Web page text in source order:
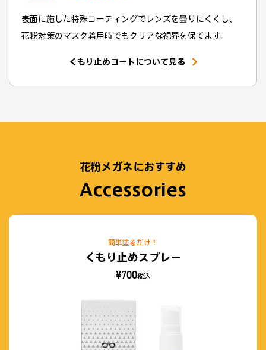
表面に施した特殊コーティングでレンズを曇りにくくし、
花粉対策のマスク着用時でもクリアな視界を保てます。
くもり止めコートについて見る
花粉メガネにおすすめ
Accessories
簡単塗るだけ！
くもり止めスプレー
¥700税込